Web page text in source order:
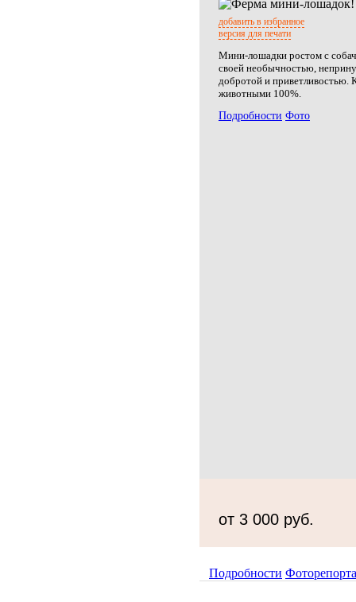
добавить в избранное
версия для печати
Мини-лошадки ростом с
своей необычностью,
добротой и приветливостью.
животными 100%.
Подробности Фото
от 3 000 руб.
Подробности